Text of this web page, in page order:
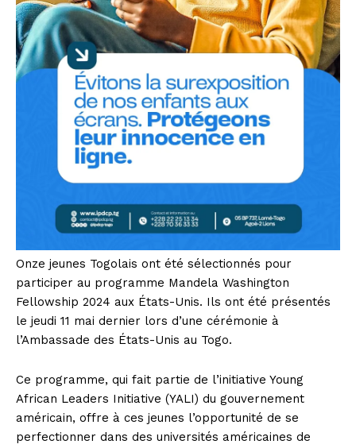
Onze jeunes Togolais ont été sélectionnés pour
participer au programme Mandela Washington
Fellowship 2024 aux États-Unis. Ils ont été présentés
le jeudi 11 mai dernier lors d’une cérémonie à
l’Ambassade des États-Unis au Togo.
Ce programme, qui fait partie de l’initiative Young
African Leaders Initiative (YALI) du gouvernement
américain, offre à ces jeunes l’opportunité de se
perfectionner dans des universités américaines de